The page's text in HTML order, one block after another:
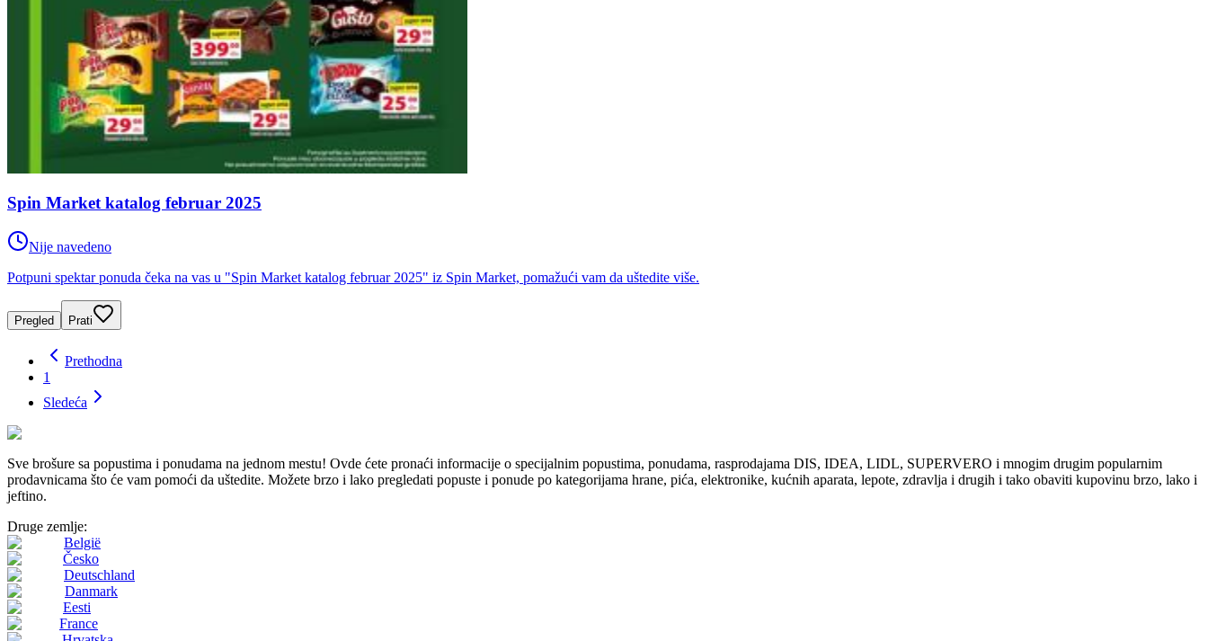
Spin Market katalog februar 2025
Nije navedeno
Potpuni spektar ponuda čeka na vas u "Spin Market katalog februar 2025" iz Spin Market, pomažući vam da uštedite više.
Pregled Prati
Prethodna
1
Sledeća
Sve brošure sa popustima i ponudama na jednom mestu! Ovde ćete pronaći informacije o specijalnim popustima, ponudama, rasprodajama DIS, IDEA, LIDL, SUPERVERO i mnogim drugim popularnim
prodavnicama što će vam pomoći da uštedite. Možete brzo i lako pregledati popuste i ponude po kategorijama hrane, pića, elektronike, kućnih aparata, lepote, zdravlja i drugih i tako obaviti kupovinu brzo, lako i
jeftino.
Druge zemlje:
België
Česko
Deutschland
Danmark
Eesti
France